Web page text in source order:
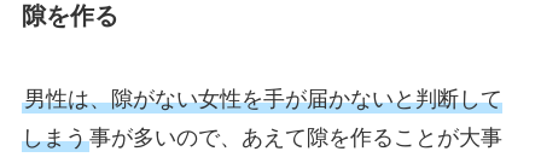
隙を作る
男性は、隙がない女性を手が届かないと判断して
しまう事が多いので、あえて隙を作ることが大事